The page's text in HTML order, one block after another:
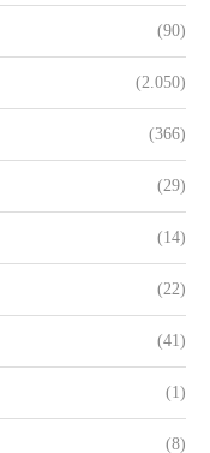
(90)
(2.050)
(366)
(29)
(14)
(22)
(41)
(1)
(8)